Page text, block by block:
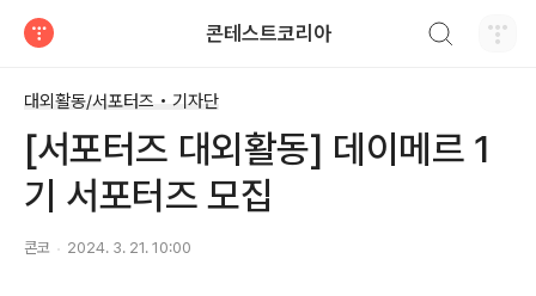
콘테스트코리아
대외활동/서포터즈 • 기자단
[서포터즈 대외활동] 데이메르 1
기 서포터즈 모집
콘코 2024. 3. 21. 10:00